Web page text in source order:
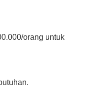
orang untuk